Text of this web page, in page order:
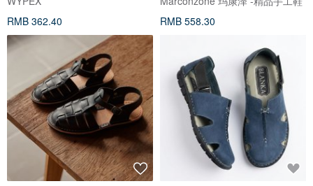
RMB 362.40
RMB 558.30